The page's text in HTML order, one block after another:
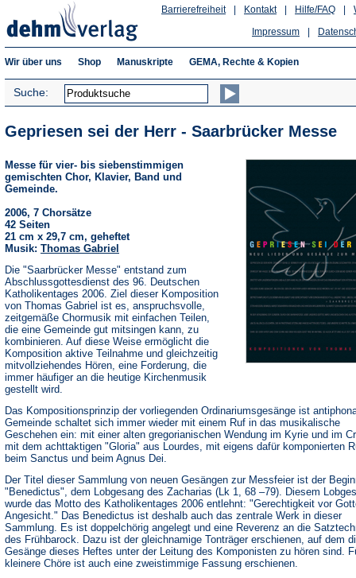
Hilfe/FAQ
Kontakt
Barrierefreiheit
Impressum
Wir über uns Shop Manuskripte GEMA, Rechte & Kopien
Suche:
Gepriesen sei der Herr - Saarbrücker Messe
Messe für vier- bis siebenstimmigen
gemischten Chor, Klavier, Band und
Gemeinde.
2006, 7 Chorsätze
42 Seiten
21 cm x 29,7 cm, geheftet
Musik: Thomas Gabriel
Die "Saarbrücker Messe" entstand zum
Abschlussgottesdienst des 96. Deutschen
Katholikentages 2006. Ziel dieser Komposition
von Thomas Gabriel ist es, anspruchsvolle,
zeitgemäße Chormusik mit einfachen Teilen,
die eine Gemeinde gut mitsingen kann, zu
kombinieren. Auf diese Weise ermöglicht die
Komposition aktive Teilnahme und gleichzeitig
mitvollziehendes Hören, eine Forderung, die
immer häufiger an die heutige Kirchenmusik
gestellt wird.
Das Kompositionsprinzip der vorliegenden Ordinariumsgesänge ist
Gemeinde schaltet sich immer wieder mit einem Ruf in das musikalische
Geschehen ein: mit einer alten gregorianischen Wendung im Kyrie und im
mit dem achttaktigen "Gloria" aus Lourdes, mit eigens dafür komponierten
beim Sanctus und beim Agnus Dei.
Der Titel dieser Sammlung von neuen Gesängen zur Messfeier ist der
"Benedictus", dem Lobgesang des Zacharias (Lk 1, 68 –79). Diesem
wurde das Motto des Katholikentages 2006 entlehnt: "Gerechtigkeit vor
Angesicht." Das Benedictus ist deshalb auch das zentrale Werk in dieser
Sammlung. Es ist doppelchörig angelegt und eine Reverenz an die
des Frühbarock. Dazu ist der gleichnamige Tonträger erschienen, auf dem
Gesänge dieses Heftes unter der Leitung des Komponisten zu hören sind.
kleinere Chöre ist auch eine zweistimmige Fassung erschienen.